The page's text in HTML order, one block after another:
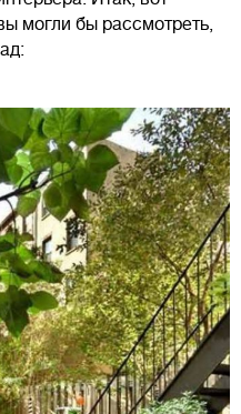
могли бы рассмотреть,